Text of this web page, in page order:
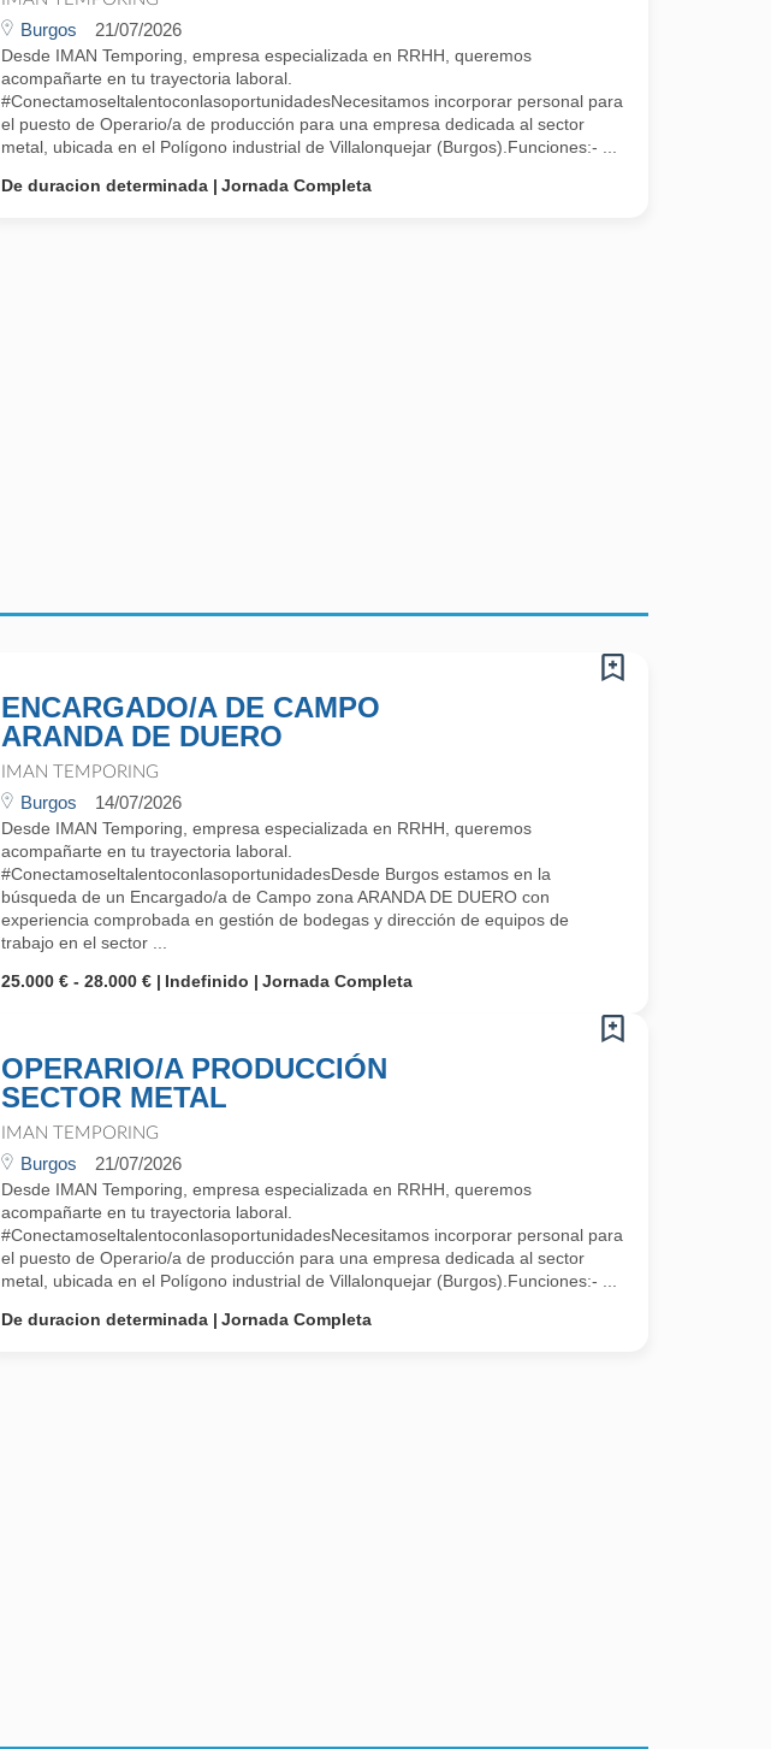
Burgos 21/07/2026
Desde IMAN Temporing, empresa especializada en RRHH, queremos
acompañarte en tu trayectoria laboral.
#ConectamoseltalentoconlasoportunidadesNecesitamos incorporar personal para
el puesto de Operario/a de producción para una empresa dedicada al sector
metal, ubicada en el Polígono industrial de Villalonquejar (Burgos).Funciones:- ...
De duracion determinada
Jornada Completa
ENCARGADO/A DE CAMPO
ARANDA DE DUERO
IMAN TEMPORING
Burgos 14/07/2026
Desde IMAN Temporing, empresa especializada en RRHH, queremos
acompañarte en tu trayectoria laboral.
#ConectamoseltalentoconlasoportunidadesDesde Burgos estamos en la
búsqueda de un Encargado/a de Campo zona ARANDA DE DUERO con
experiencia comprobada en gestión de bodegas y dirección de equipos de
trabajo en el sector ...
25.000 € - 28.000 €
Indefinido Jornada Completa
OPERARIO/A PRODUCCIÓN
SECTOR METAL
IMAN TEMPORING
Burgos 21/07/2026
Desde IMAN Temporing, empresa especializada en RRHH, queremos
acompañarte en tu trayectoria laboral.
#ConectamoseltalentoconlasoportunidadesNecesitamos incorporar personal para
el puesto de Operario/a de producción para una empresa dedicada al sector
metal, ubicada en el Polígono industrial de Villalonquejar (Burgos).Funciones:- ...
De duracion determinada
Jornada Completa